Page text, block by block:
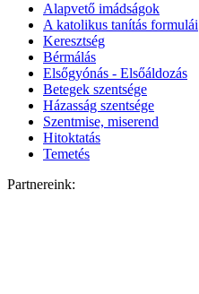
Alapvető imádságok
A katolikus tanítás formulái
Keresztség
Bérmálás
Elsőgyónás - Elsőáldozás
Betegek szentsége
Házasság szentsége
Szentmise, miserend
Hitoktatás
Temetés
Partnereink: